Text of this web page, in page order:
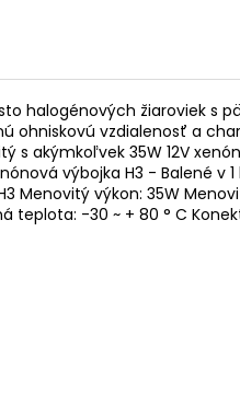
halogénových žiaroviek s
ohniskovú vzdialenosť a
s akýmkoľvek 35W 12V
výbojka H3 - Balené v
Menovitý výkon: 35W
teplota: -30 ~ + 80 ° C